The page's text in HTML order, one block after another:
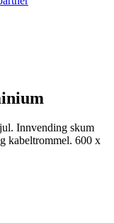
Innvending skum
kabeltrommel. 600 x